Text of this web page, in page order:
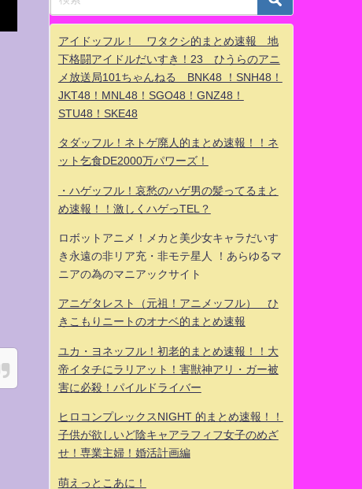
アイドッフル！ ワタクシ的まとめ速報 地
下格闘アイドルだいすき！23 ひうらのアニ
メ放送局101ちゃんねる BNK48 ！SNH48！
JKT48！MNL48！SGO48！GNZ48！
STU48！SKE48
タダッフル！ネトゲ廃人的まとめ速報！！ネ
ット乞食DE2000万パワーズ！
・ハゲッフル！哀愁のハゲ男の髪ってるまと
め速報！！激しくハゲっTEL？
ロボットアニメ！メカと美少女キャラだいす
き永遠の非リア充・非モテ星人 ！あらゆるマ
ニアの為のマニアックサイト
アニゲタレスト（元祖！アニメッフル） ひ
きこもりニートのオナベ的まとめ速報
ユカ・ヨネッフル！初老的まとめ速報！！大
帝イタチにラリアット！害獣神アリ・ガー被
害に必殺！パイルドライバー
ヒロコンプレックスNIGHT 的まとめ速報！！
子供が欲しいど陰キャアラフィフ女子のめざ
せ！専業主婦！婚活計画編
萌えっとこあに！